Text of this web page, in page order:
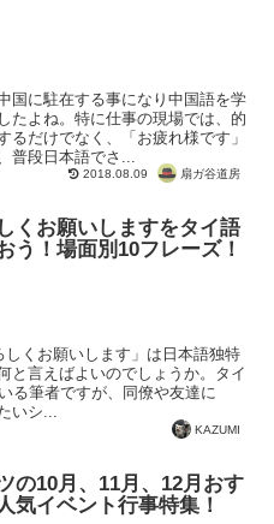
国に駐在する事になり中国語を学
たよね。特に仕事の現場では、的
だけでなく、「お疲れ様です」
普段日本語でさ...
2018.08.09 扇ガ谷道房
くお願いしますをタイ語
う！場面別10フレーズ！
くお願いします」は日本語独特
と言えばよいのでしょうか。タイ
る筆者ですが、同僚や友達に
いシ...
KAZUMI
の10月、11月、12月おす
気イベント行事特集！